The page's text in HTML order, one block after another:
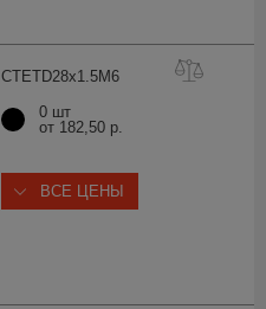
CTETD28x1.5M6
0 шт
от 182,50 р.
ВСЕ ЦЕНЫ